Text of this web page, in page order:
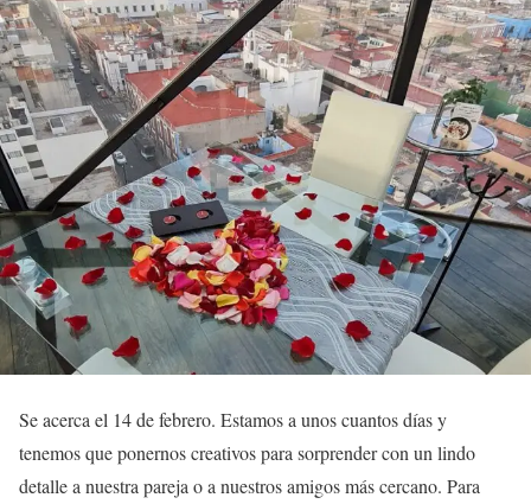
Se acerca el 14 de febrero. Estamos a unos cuantos días y
tenemos que ponernos creativos para sorprender con un lindo
detalle a nuestra pareja o a nuestros amigos más cercano. Para